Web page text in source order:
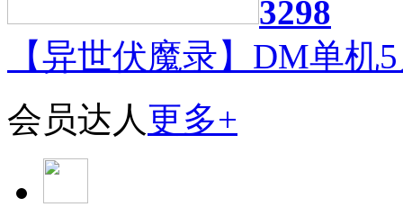
3298
【异世伏魔录】DM单机
会员达人更多+